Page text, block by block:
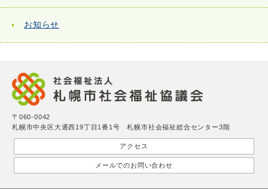
お知らせ
〒060-0042
札幌市中央区大通西19丁目1番1号 札幌市社会福祉総合センター3階
アクセス
メールでのお問い合わせ